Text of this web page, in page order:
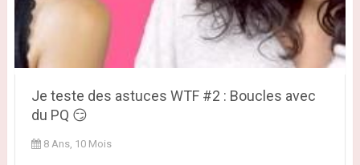
Je teste des astuces WTF #2 : Boucles avec
du PQ 😏
8 Ans, 10 Mois